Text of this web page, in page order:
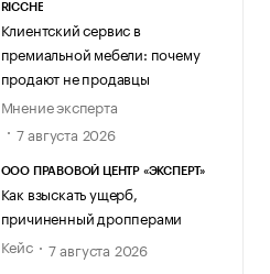
RICCHE
Клиентский сервис в
премиальной мебели: почему
продают не продавцы
Мнение эксперта
7 августа 2026
ООО ПРАВОВОЙ ЦЕНТР «ЭКСПЕРТ»
Как взыскать ущерб,
причиненный дропперами
Кейс
7 августа 2026